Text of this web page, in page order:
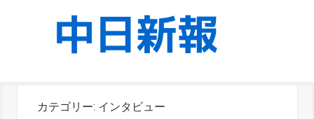
カテゴリー: インタビュー